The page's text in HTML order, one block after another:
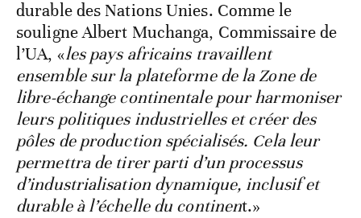
durable des Nations Unies. Comme le
souligne Albert Muchanga, Commissaire de
l’UA, «les pays africains travaillent
ensemble sur la plateforme de la Zone de
libre-échange continentale pour harmoniser
leurs politiques industrielles et créer des
pôles de production spécialisés. Cela leur
permettra de tirer parti d’un processus
d’industrialisation dynamique, inclusif et
durable à l’échelle du continent.»